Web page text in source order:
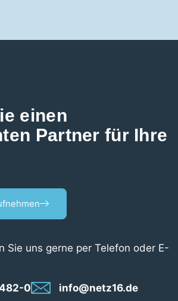
einen
Partner für Ihre
Sie uns gerne per Telefon oder E-
0 info@netz16.de